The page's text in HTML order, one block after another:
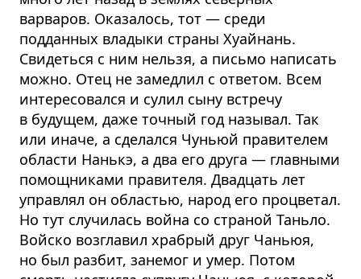
варваров. Оказалось, тот — среди
подданных владыки страны Хуайнань.
Свидеться с ним нельзя, а письмо написать
можно. Отец не замедлил с ответом. Всем
интересовался и сулил сыну встречу
в будущем, даже точный год называл. Так
или иначе, а сделался Чуньюй правителем
области Нанькэ, а два его друга — главными
помощниками правителя. Двадцать лет
управлял он областью, народ его процветал.
Но тут случилась война со страной Таньло.
Войско возглавил храбрый друг Чаньюя,
но был разбит, занемог и умер. Потом